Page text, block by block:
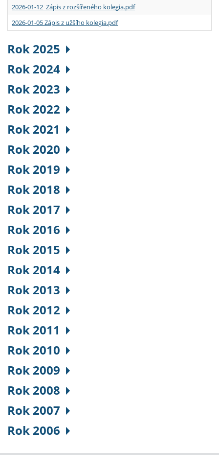
2026-01-12 Zápis z rozšířeného kolegia.pdf
2026-01-05 Zápis z užšího kolegia.pdf
Rok 2025
Rok 2024
Rok 2023
Rok 2022
Rok 2021
Rok 2020
Rok 2019
Rok 2018
Rok 2017
Rok 2016
Rok 2015
Rok 2014
Rok 2013
Rok 2012
Rok 2011
Rok 2010
Rok 2009
Rok 2008
Rok 2007
Rok 2006